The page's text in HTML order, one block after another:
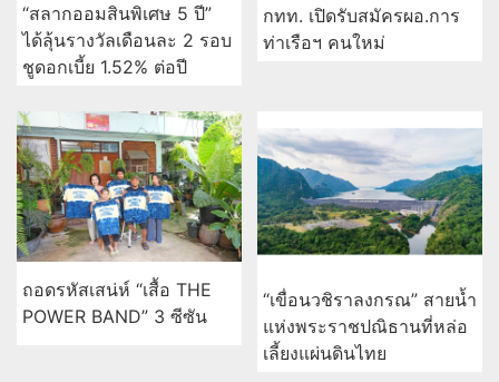
“สลากออมสินพิเศษ 5 ปี”
ได้ลุ้นรางวัลเดือนละ 2 รอบ
ชูดอกเบี้ย 1.52% ต่อปี
กทท. เปิดรับสมัครผอ.การ
ท่าเรือฯ คนใหม่
ถอดรหัสเสน่ห์ “เสื้อ THE
POWER BAND” 3 ซีซัน
“เขื่อนวชิราลงกรณ” สายน้ำ
แห่งพระราชปณิธานที่หล่อ
เลี้ยงแผ่นดินไทย